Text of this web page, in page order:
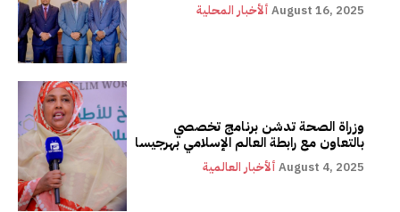
ألأخبار المحلية August 16, 2025
وزراة الصحة تدشن برنامج تخصصي
بالتعاون مع رابطة العالم الإسلامي بهرجيسا
ألأخبار العالمية August 4, 2025